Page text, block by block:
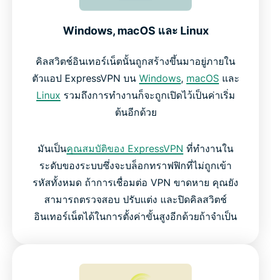
Windows, macOS และ Linux
คิลสวิตช์อินเทอร์เน็ตนั้นถูกสร้างขึ้นมาอยู่ภายใน
ตัวแอป ExpressVPN บน Windows, macOSและ
Linux รวมถึงการทำงานก็จะถูกเปิดไว้เป็นค่าเริ่ม
ต้นอีกด้วย
มันเป็นคุณสมบัติของ ExpressVPN ที่ทำงานใน
ระดับของระบบซึ่งจะบล็อกทราฟฟิกที่ไม่ถูกเข้า
รหัสทั้งหมด ถ้าการเชื่อมต่อ VPN ขาดหาย คุณยัง
สามารถตรวจสอบ ปรับแต่ง และปิดคิลสวิตช์
อินเทอร์เน็ตได้ในการตั้งค่าขั้นสูงอีกด้วยถ้าจำเป็น